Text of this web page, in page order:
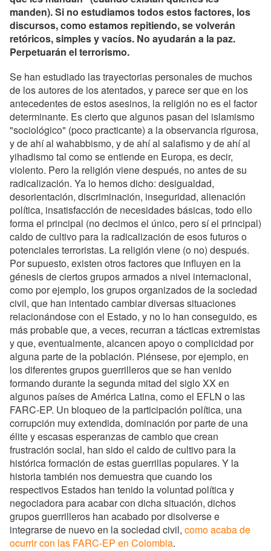
manden). Si no estudiamos todos estos factores, los
discursos, como estamos repitiendo, se volverán
retóricos, simples y vacíos. No ayudarán a la paz.
Perpetuarán el terrorismo.
Se han estudiado las trayectorias personales de muchos
de los autores de los atentados, y parece ser que en los
antecedentes de estos asesinos, la religión no es el factor
determinante. Es cierto que algunos pasan del islamismo
"sociológico" (poco practicante) a la observancia rigurosa,
y de ahí al wahabbismo, y de ahí al salafismo y de ahí al
yihadismo tal como se entiende en Europa, es decir,
violento. Pero la religión viene después, no antes de su
radicalización. Ya lo hemos dicho: desigualdad,
desorientación, discriminación, inseguridad, alienación
política, insatisfacción de necesidades básicas, todo ello
forma el principal (no decimos el único, pero sí el principal)
caldo de cultivo para la radicalización de esos futuros o
potenciales terroristas. La religión viene (o no) después.
Por supuesto, existen otros factores que influyen en la
génesis de ciertos grupos armados a nivel internacional,
como por ejemplo, los grupos organizados de la sociedad
civil, que han intentado cambiar diversas situaciones
relacionándose con el Estado, y no lo han conseguido, es
más probable que, a veces, recurran a tácticas extremistas
y que, eventualmente, alcancen apoyo o complicidad por
alguna parte de la población. Piénsese, por ejemplo, en
los diferentes grupos guerrilleros que se han venido
formando durante la segunda mitad del siglo XX en
algunos países de América Latina, como el EFLN o las
FARC-EP. Un bloqueo de la participación política, una
corrupción muy extendida, dominación por parte de una
élite y escasas esperanzas de cambio que crean
frustración social, han sido el caldo de cultivo para la
histórica formación de estas guerrillas populares. Y la
historia también nos demuestra que cuando los
respectivos Estados han tenido la voluntad política y
negociadora para acabar con dicha situación, dichos
grupos guerrilleros han acabado por disolverse e
integrarse de nuevo en la sociedad civil, como acaba de
ocurrir con las FARC-EP en Colombia.